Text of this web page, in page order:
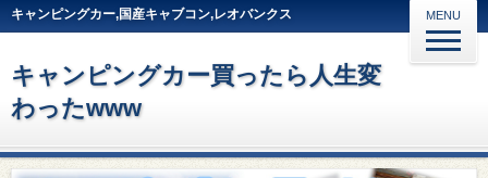
キャンピングカー,国産キャブコン,レオバンクス
キャンピングカー買ったら人生変
わったwww
MENU